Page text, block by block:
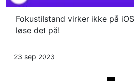
Fokustilstand virker ikke på
løse det på!
23 sep 2023